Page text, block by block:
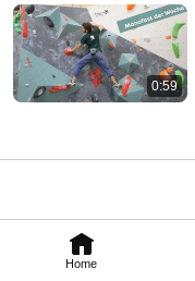
Home
0:59